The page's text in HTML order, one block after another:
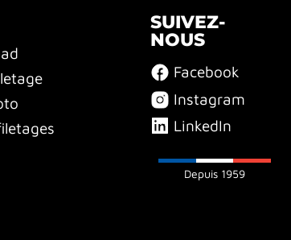
SUIVEZ-
NOUS
Facebook
Instagram
LinkedIn
Depuis 1959